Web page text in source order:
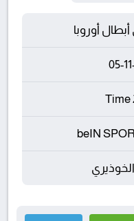
أوروبا
05-
beIN